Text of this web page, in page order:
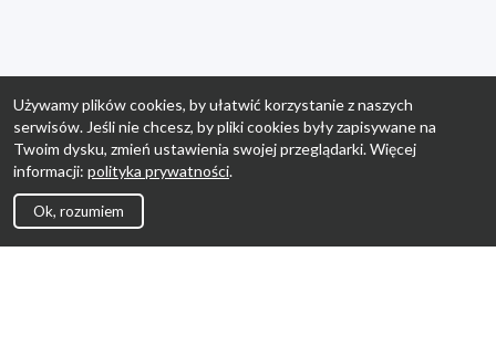
Używamy plików cookies, by ułatwić korzystanie z naszych
serwisów. Jeśli nie chcesz, by pliki cookies były zapisywane na
Twoim dysku, zmień ustawienia swojej przeglądarki. Więcej
informacji: polityka prywatności.
Ok, rozumiem